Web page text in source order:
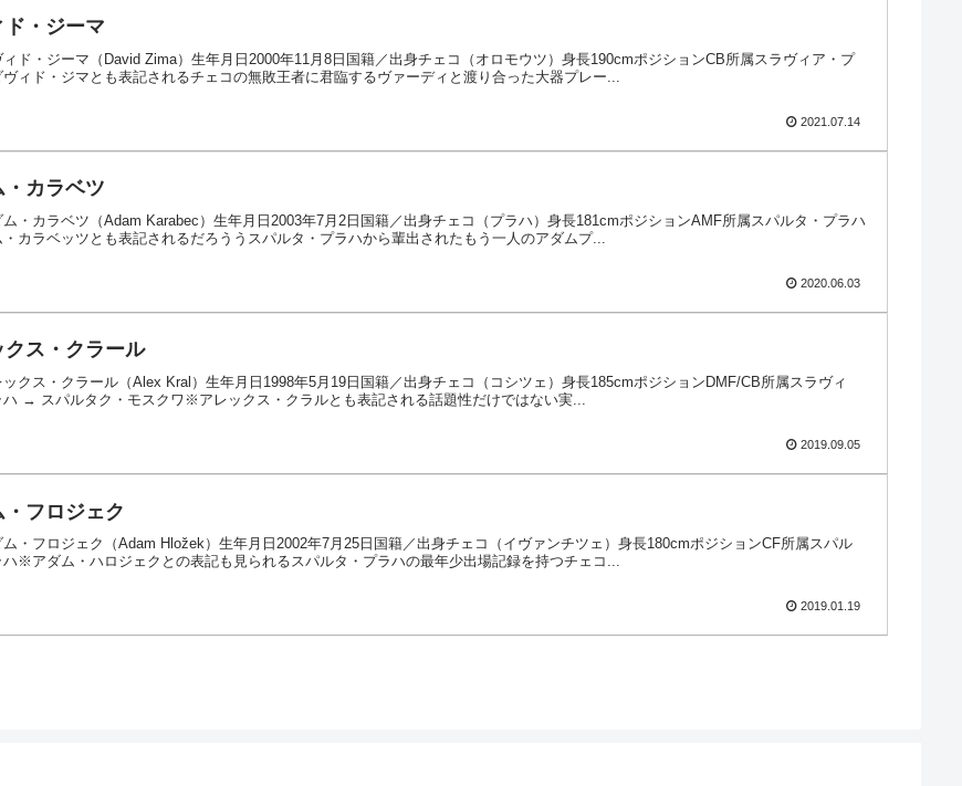
ド・ジーマ
ド・ジーマ（David Zima）生年月日2000年11月8日国籍／出身チェコ（オロモウツ）身長190cmポジションCB所属スラヴィア・プ
ィド・ジマとも表記されるチェコの無敗王者に君臨するヴァーディと渡り合った大器プレー...
2021.07.14
・カラベツ
・カラベツ（Adam Karabec）生年月日2003年7月2日国籍／出身チェコ（プラハ）身長181cmポジションAMF所属スパルタ・プラハ
カラベッツとも表記されるだろううスパルタ・プラハから輩出されたもう一人のアダムプ...
2020.06.03
クス・クラール
クス・クラール（Alex Kral）生年月日1998年5月19日国籍／出身チェコ（コシツェ）身長185cmポジションDMF/CB所属スラヴィ
ハ → スパルタク・モスクワ※アレックス・クラルとも表記される話題性だけではない実...
2019.09.05
・フロジェク
・フロジェク（Adam Hložek）生年月日2002年7月25日国籍／出身チェコ（イヴァンチツェ）身長180cmポジションCF所属スパル
ハ※アダム・ハロジェクとの表記も見られるスパルタ・プラハの最年少出場記録を持つチェコ...
2019.01.19